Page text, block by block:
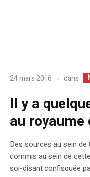
24 mars 2016 dans
Il y a
au
Des sources au sein
commis au sein de
soi-disant confisquée